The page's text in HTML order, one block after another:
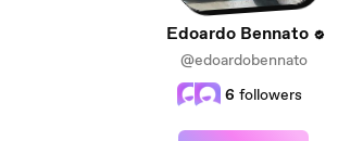
Edoardo Bennato
@edoardobennato
6 followers